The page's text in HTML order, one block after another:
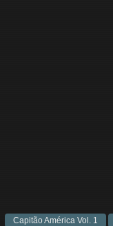
Capitão América Vol. 1